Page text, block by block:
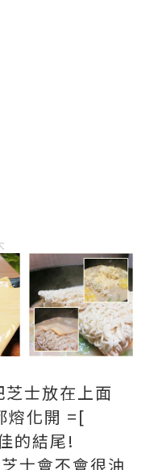
士放在上面
熔化開 =[
的結尾!
士會不會很油